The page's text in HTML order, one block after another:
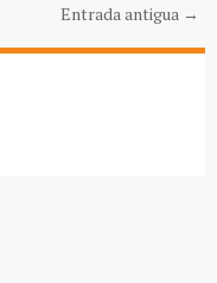
Entrada antigua →